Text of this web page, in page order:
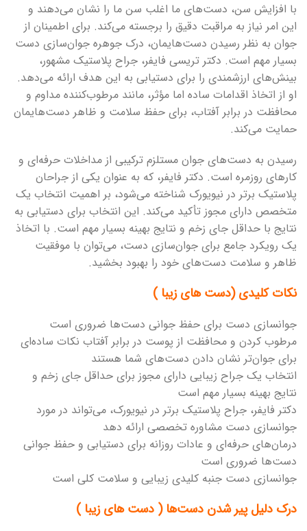
با افزایش سن، دست‌های ما اغلب سن ما را نشان می‌دهند و
این امر نیاز به مراقبت دقیق را برجسته می‌کند. برای اطمینان از
جوان به نظر رسیدن دست‌هایمان، درک جوهره جوان‌سازی دست
بسیار مهم است. دکتر تریسی فایفر، جراح پلاستیک مشهور،
بینش‌های ارزشمندی را برای دستیابی به این هدف ارائه می‌دهد.
او از اتخاذ اقدامات ساده اما مؤثر، مانند مرطوب‌کننده مداوم و
محافظت در برابر آفتاب، برای حفظ سلامت و ظاهر دست‌هایمان
حمایت می‌کند.
رسیدن به دست‌های جوان مستلزم ترکیبی از مداخلات حرفه‌ای و
کارهای روزمره است. دکتر فایفر، که به عنوان یکی از جراحان
پلاستیک برتر در نیویورک شناخته می‌شود، بر اهمیت انتخاب یک
متخصص دارای مجوز تأکید می‌کند. این انتخاب برای دستیابی به
نتایج با حداقل جای زخم و نتایج بهینه بسیار مهم است. با اتخاذ
یک رویکرد جامع برای جوان‌سازی دست، می‌توان با موفقیت
ظاهر و سلامت دست‌های خود را بهبود بخشید.
نکات کلیدی (دست های زیبا )
جوانسازی دست برای حفظ جوانی دست‌ها ضروری است
مرطوب کردن و محافظت از پوست در برابر آفتاب نکات ساده‌ای
برای جوان‌تر نشان دادن دست‌های شما هستند
انتخاب یک جراح زیبایی دارای مجوز برای حداقل جای زخم و
نتایج بهینه بسیار مهم است
دکتر فایفر، جراح پلاستیک برتر در نیویورک، می‌تواند در مورد
جوانسازی دست مشاوره تخصصی ارائه دهد
درمان‌های حرفه‌ای و عادات روزانه برای دستیابی و حفظ جوانی
دست‌ها ضروری است
جوانسازی دست جنبه کلیدی زیبایی و سلامت کلی است
درک دلیل پیر شدن دست‌ها ( دست های زیبا )